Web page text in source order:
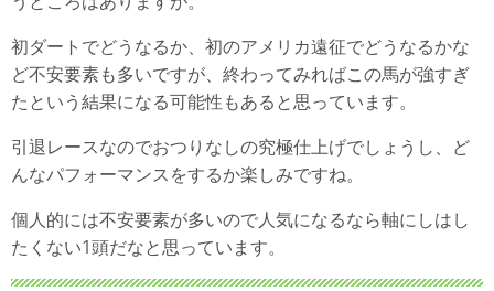
初ダートでどうなるか、初のアメリカ遠征でどうなるかな
ど不安要素も多いですが、終わってみればこの馬が強すぎ
たという結果になる可能性もあると思っています。
引退レースなのでおつりなしの究極仕上げでしょうし、ど
んなパフォーマンスをするか楽しみですね。
個人的には不安要素が多いので人気になるなら軸にしはし
たくない1頭だなと思っています。